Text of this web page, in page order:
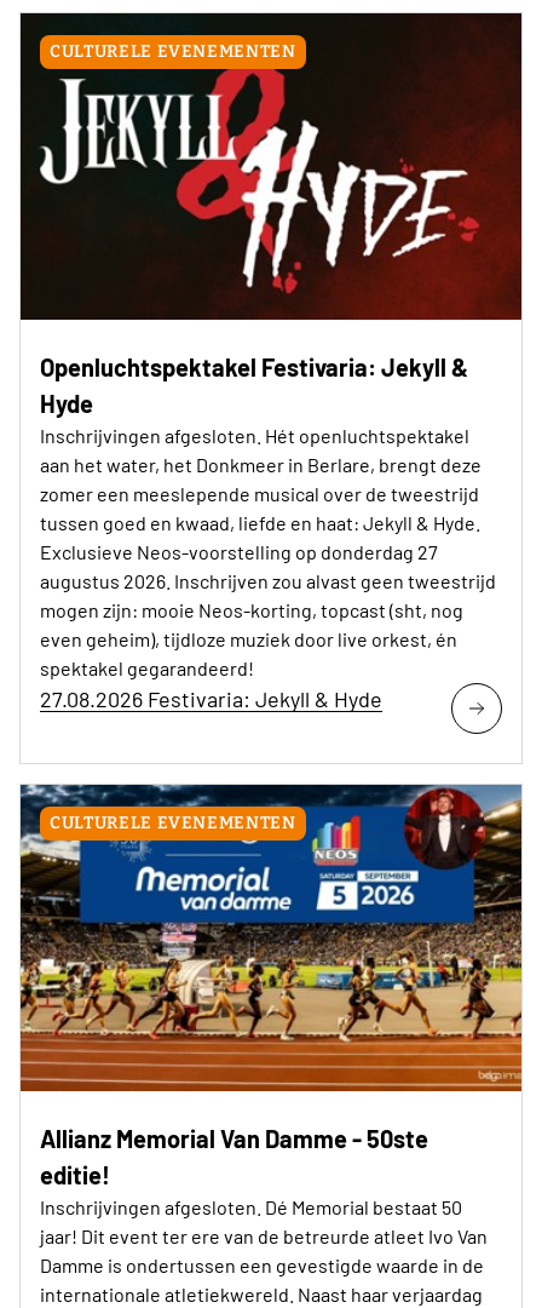
CULTURELE EVENEMENTEN
Openluchtspektakel Festivaria: Jekyll &
Hyde
Inschrijvingen afgesloten. Hét openluchtspektakel
aan het water, het Donkmeer in Berlare, brengt deze
zomer een meeslepende musical over de tweestrijd
tussen goed en kwaad, liefde en haat: Jekyll & Hyde.
Exclusieve Neos-voorstelling op donderdag 27
augustus 2026. Inschrijven zou alvast geen tweestrijd
mogen zijn: mooie Neos-korting, topcast (sht, nog
even geheim), tijdloze muziek door live orkest, én
spektakel gegarandeerd!
27.08.2026 Festivaria: Jekyll & Hyde
CULTURELE EVENEMENTEN
Allianz Memorial Van Damme - 50ste
editie!
Inschrijvingen afgesloten. Dé Memorial bestaat 50
jaar! Dit event ter ere van de betreurde atleet Ivo Van
Damme is ondertussen een gevestigde waarde in de
internationale atletiekwereld. Naast haar verjaardag